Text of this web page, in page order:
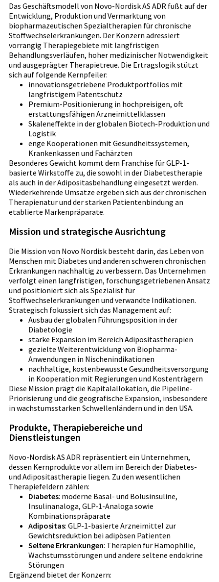
Das Geschäftsmodell von Novo-Nordisk AS ADR fußt auf der
Entwicklung, Produktion und Vermarktung von
biopharmazeutischen Spezialtherapien für chronische
Stoffwechselerkrankungen. Der Konzern adressiert
vorrangig Therapiegebiete mit langfristigen
Behandlungsverläufen, hoher medizinischer Notwendigkeit
und ausgeprägter Therapietreue. Die Ertragslogik stützt
sich auf folgende Kernpfeiler:
innovationsgetriebene Produktportfolios mit
langfristigem Patentschutz
Premium-Positionierung in hochpreisigen, oft
erstattungsfähigen Arzneimittelklassen
Skaleneffekte in der globalen Biotech-Produktion und
Logistik
enge Kooperationen mit Gesundheitssystemen,
Krankenkassen und Fachärzten
Besonderes Gewicht kommt dem Franchise für GLP-1-
basierte Wirkstoffe zu, die sowohl in der Diabetestherapie
als auch in der Adipositasbehandlung eingesetzt werden.
Wiederkehrende Umsätze ergeben sich aus der chronischen
Therapienatur und der starken Patientenbindung an
etablierte Markenpräparate.
Mission und strategische Ausrichtung
Die Mission von Novo Nordisk besteht darin, das Leben von
Menschen mit Diabetes und anderen schweren chronischen
Erkrankungen nachhaltig zu verbessern. Das Unternehmen
verfolgt einen langfristigen, forschungsgetriebenen Ansatz
und positioniert sich als Spezialist für
Stoffwechselerkrankungen und verwandte Indikationen.
Strategisch fokussiert sich das Management auf:
Ausbau der globalen Führungsposition in der
Diabetologie
starke Expansion im Bereich Adipositastherapien
gezielte Weiterentwicklung von Biopharma-
Anwendungen in Nischenindikationen
nachhaltige, kostenbewusste Gesundheitsversorgung
in Kooperation mit Regierungen und Kostenträgern
Diese Mission prägt die Kapitalallokation, die Pipeline-
Priorisierung und die geografische Expansion, insbesondere
in wachstumsstarken Schwellenländern und in den USA.
Produkte, Therapiebereiche und
Dienstleistungen
Novo-Nordisk AS ADR repräsentiert ein Unternehmen,
dessen Kernprodukte vor allem im Bereich der Diabetes-
und Adipositastherapie liegen. Zu den wesentlichen
Therapiefeldern zählen:
Diabetes: moderne Basal- und Bolusinsuline,
Insulinanaloga, GLP-1-Analoga sowie
Kombinationspräparate
Adipositas: GLP-1-basierte Arzneimittel zur
Gewichtsreduktion bei adipösen Patienten
Seltene Erkrankungen: Therapien für Hämophilie,
Wachstumsstörungen und andere seltene endokrine
Störungen
Ergänzend bietet der Konzern: